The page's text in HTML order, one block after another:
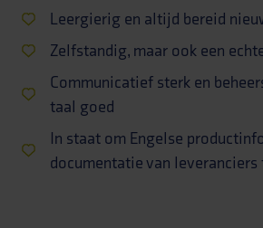
Leergierig en altijd bereid
Zelfstandig, maar ook een
Communicatief sterk en
taal goed
In staat om Engelse
documentatie van leveranciers